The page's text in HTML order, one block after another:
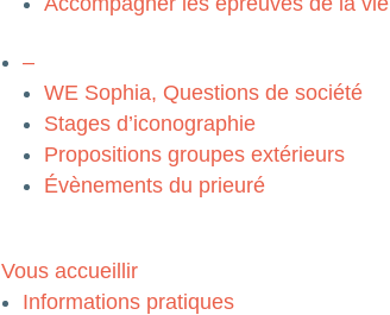
–
WE Sophia, Questions de société
Stages d’iconographie
Propositions groupes extérieurs
Évènements du prieuré
Vous accueillir
Informations pratiques